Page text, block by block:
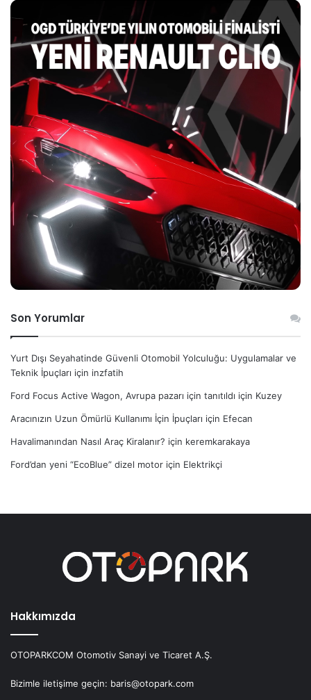
Son Yorumlar
Yurt Dışı Seyahatinde Güvenli Otomobil Yolculuğu: Uygulamalar ve
Teknik İpuçları için inzfatih
Ford Focus Active Wagon, Avrupa pazarı için tanıtıldı için Kuzey
Aracınızın Uzun Ömürlü Kullanımı İçin İpuçları için Efecan
Havalimanından Nasıl Araç Kiralanır? için keremkarakaya
Ford’dan yeni “EcoBlue” dizel motor için Elektrikçi
Hakkımızda
OTOPARKCOM Otomotiv Sanayi ve Ticaret A.Ş.
Bizimle iletişime geçin: baris@otopark.com